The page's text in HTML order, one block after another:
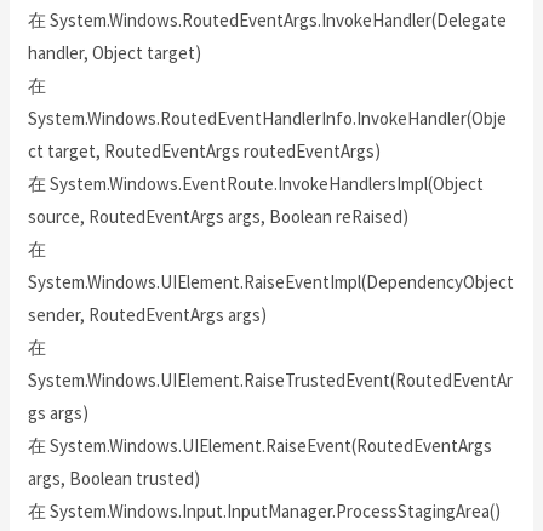
在 System.Windows.RoutedEventArgs.InvokeHandler(Delegate
handler, Object target)
在
System.Windows.RoutedEventHandlerInfo.InvokeHandler(Obje
ct target, RoutedEventArgs routedEventArgs)
在 System.Windows.EventRoute.InvokeHandlersImpl(Object
source, RoutedEventArgs args, Boolean reRaised)
在
System.Windows.UIElement.RaiseEventImpl(DependencyObject
sender, RoutedEventArgs args)
在
System.Windows.UIElement.RaiseTrustedEvent(RoutedEventAr
gs args)
在 System.Windows.UIElement.RaiseEvent(RoutedEventArgs
args, Boolean trusted)
在 System.Windows.Input.InputManager.ProcessStagingArea()